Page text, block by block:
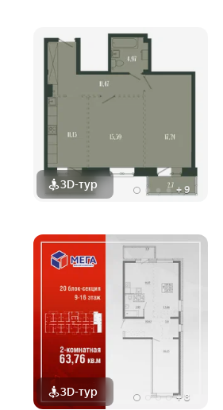
3D-тур + 9
3D-тур +8